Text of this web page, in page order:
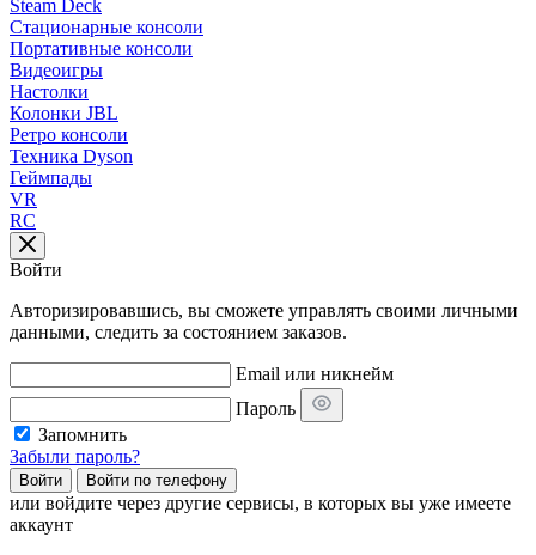
Steam Deck
Стационарные консоли
Портативные консоли
Видеоигры
Настолки
Колонки JBL
Ретро консоли
Техника Dyson
Геймпады
VR
RC
Войти
Авторизировавшись, вы сможете управлять своими личными
данными, следить за состоянием заказов.
Email или никнейм
Пароль
Запомнить
Забыли пароль?
Войти Войти по телефону
или войдите через другие сервисы, в которых вы уже имеете
аккаунт